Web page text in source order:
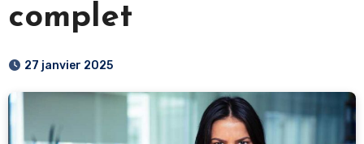
complet
27 janvier 2025